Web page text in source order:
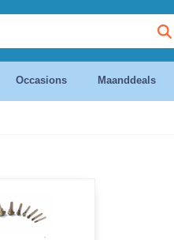
Occasions Maanddeals